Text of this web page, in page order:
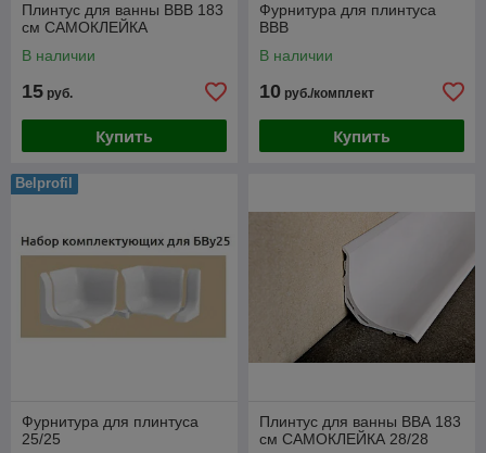
Плинтус для ванны ВВВ 183
см САМОКЛЕЙКА
В наличии
15 руб.
Купить
Фурнитура для плинтуса
ВВВ
В наличии
10 руб./комплект
Купить
Belprofil
Фурнитура для плинтуса
25/25
Плинтус для ванны ВВА 183
см САМОКЛЕЙКА 28/28